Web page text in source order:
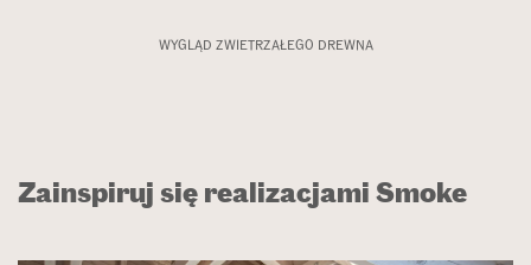
WYGLĄD ZWIETRZAŁEGO DREWNA
Zainspiruj się realizacjami Smoke